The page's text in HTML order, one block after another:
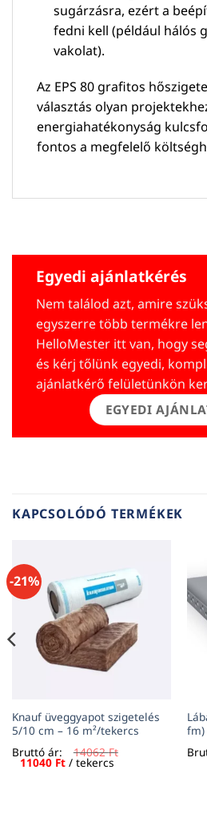
sugárzásra, ezért a
fedni kell (például hálós
vakolat).
Az EPS 80 grafitos
választás olyan
energiahatékonyság
fontos a megfelelő
Egyedi ajánlatkérés
Nem találod azt, amire
egyszerre több termékre
HelloMester itt van, hogy
és kérj tőlünk egyedi,
ajánlatkérő felületünkön
EGYEDI
KAPCSOLÓDÓ TERMÉKEK
-21%
Knauf üveggyapot szigetelés
5/10 cm – 16 m²/tekercs
Bruttó ár:
14062Ft
Original
price
11040 FtCurrent
price
/ tekercs
fm)